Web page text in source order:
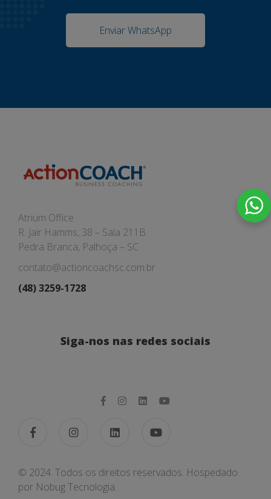
Enviar WhatsApp
Atrium Office
R. Jair Hamms, 38 – Sala 211B
Pedra Branca, Palhoça – SC
contato@actioncoachsc.com.br
(48) 3259-1728
Siga-nos nas redes sociais
© 2024. Todos os direitos reservados. Hospedado
por Nobug Tecnologia.